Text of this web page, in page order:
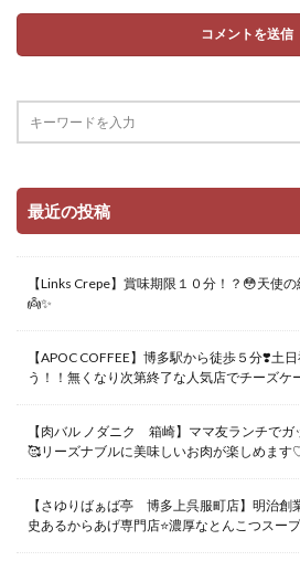
最近の投稿
【Links Crepe】賞味期限１０分！？😳天使
👼✨
【APOC COFFEE】博多駅から徒歩５分❣️土
う！！無くなり次第終了な人気店でチーズケ
【肉バル ノダニク 箱崎】ママ友ランチで
🥰リーズナブルに美味しいお肉が楽しめます
【さゆりばぁば亭 博多上呉服町店】明治創
史あるからあげ専門店⭐️濃厚なとんこつスー